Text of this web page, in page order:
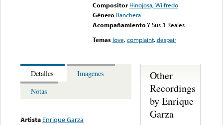
Compositor Hinojosa, Wilfredo
Género Ranchera
AcompañamientoY Sus 3 Reales
Temas love,complaint,despair
Detalles
Imagenes
Notas
Artista Enrique Garza
Other
Recordings
by Enrique
Garza